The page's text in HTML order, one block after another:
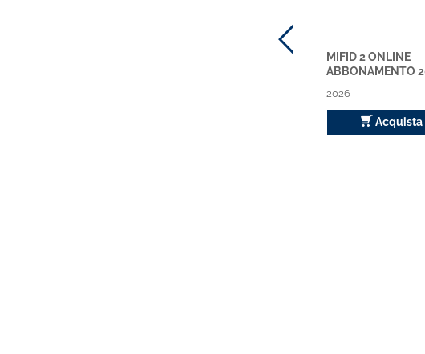
MIFID 2 ONLINE
ABBONAMENTO
2026
Acquista